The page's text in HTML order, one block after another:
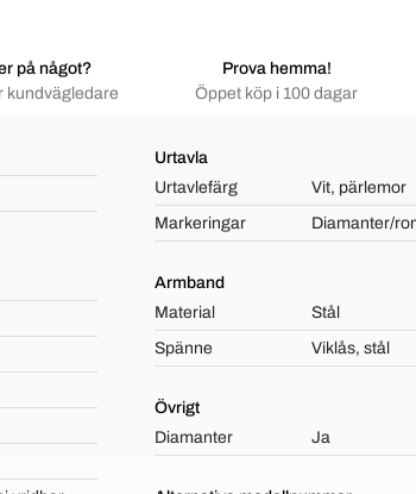
på något?
kundvägledare
Prova hemma!
Öppet köp i 100 dagar
Urtavla
Urtavlefärg
Vit, pärlemor
Markeringar
Diamanter/
Armband
Material
Stål
Spänne
Viklås, stål
Övrigt
Diamanter
Ja